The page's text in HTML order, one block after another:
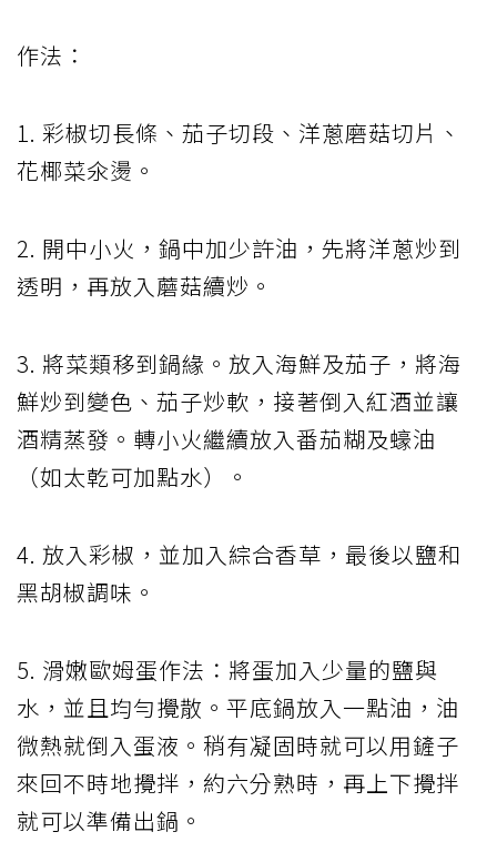
作法：
1. 彩椒切長條、茄子切段、洋蔥磨菇切片、
花椰菜氽燙。
2. 開中小火，鍋中加少許油，先將洋蔥炒到
透明，再放入蘑菇續炒。
3. 將菜類移到鍋緣。放入海鮮及茄子，將海
鮮炒到變色、茄子炒軟，接著倒入紅酒並讓
酒精蒸發。轉小火繼續放入番茄糊及蠔油
（如太乾可加點水）。
4. 放入彩椒，並加入綜合香草，最後以鹽和
黑胡椒調味。
5. 滑嫩歐姆蛋作法：將蛋加入少量的鹽與
水，並且均勻攪散。平底鍋放入一點油，油
微熱就倒入蛋液。稍有凝固時就可以用鏟子
來回不時地攪拌，約六分熟時，再上下攪拌
就可以準備出鍋。